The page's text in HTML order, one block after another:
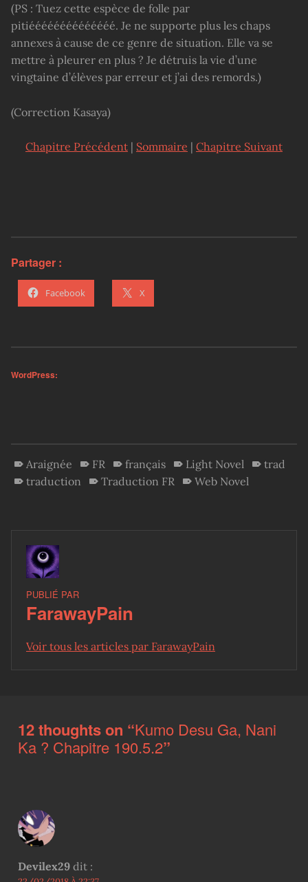
(PS : Tuez cette espèce de folle par
pitiéééééééééééééé. Je ne supporte plus les chaps
annexes à cause de ce genre de situation. Elle va se
mettre à pleurer en plus ? Je détruis la vie d’une
vingtaine d’élèves par erreur et j’ai des remords.)
(Correction Kasaya)
Chapitre Précédent | Sommaire | Chapitre Suivant
Partager :
Facebook X
WordPress:
Araignée FR français Light Novel
trad
traduction
Traduction FR Web Novel
PUBLIÉ PAR
FarawayPain
Voir tous les articles par FarawayPain
12 thoughts on “Kumo Desu Ga, Nani
Ka ? Chapitre 190.5.2”
Devilex29 dit :